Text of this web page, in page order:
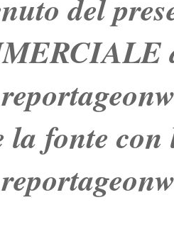
del
la fonte